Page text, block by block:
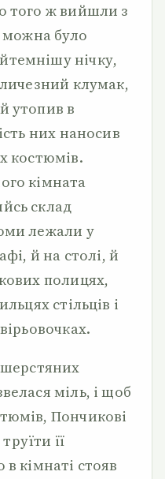
того ж вийшли з
можна було
нічку,
клумак,
утопив в
них наносив
костюмів.
кімната
склад
лежали у
й на столі, й
полицях,
стільців і
шерстяних
міль, і щоб
Пончикові
її
кімнаті стояв